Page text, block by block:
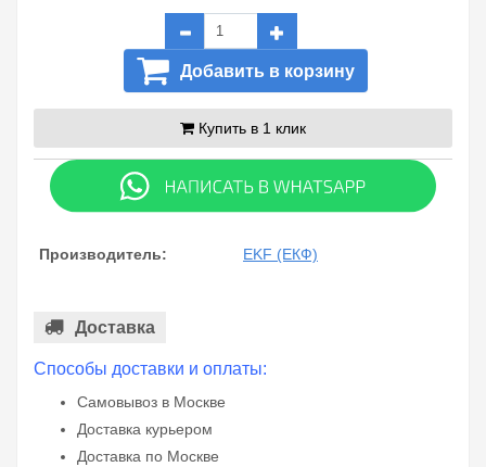
Добавить в корзину
Купить в 1 клик
Производитель: EKF (ЕКФ)
Доставка
Способы доставки и оплаты:
Самовывоз в Москве
Доставка курьером
Доставка по Москве